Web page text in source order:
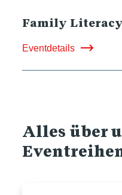
Family
Eventdetails
Alles über